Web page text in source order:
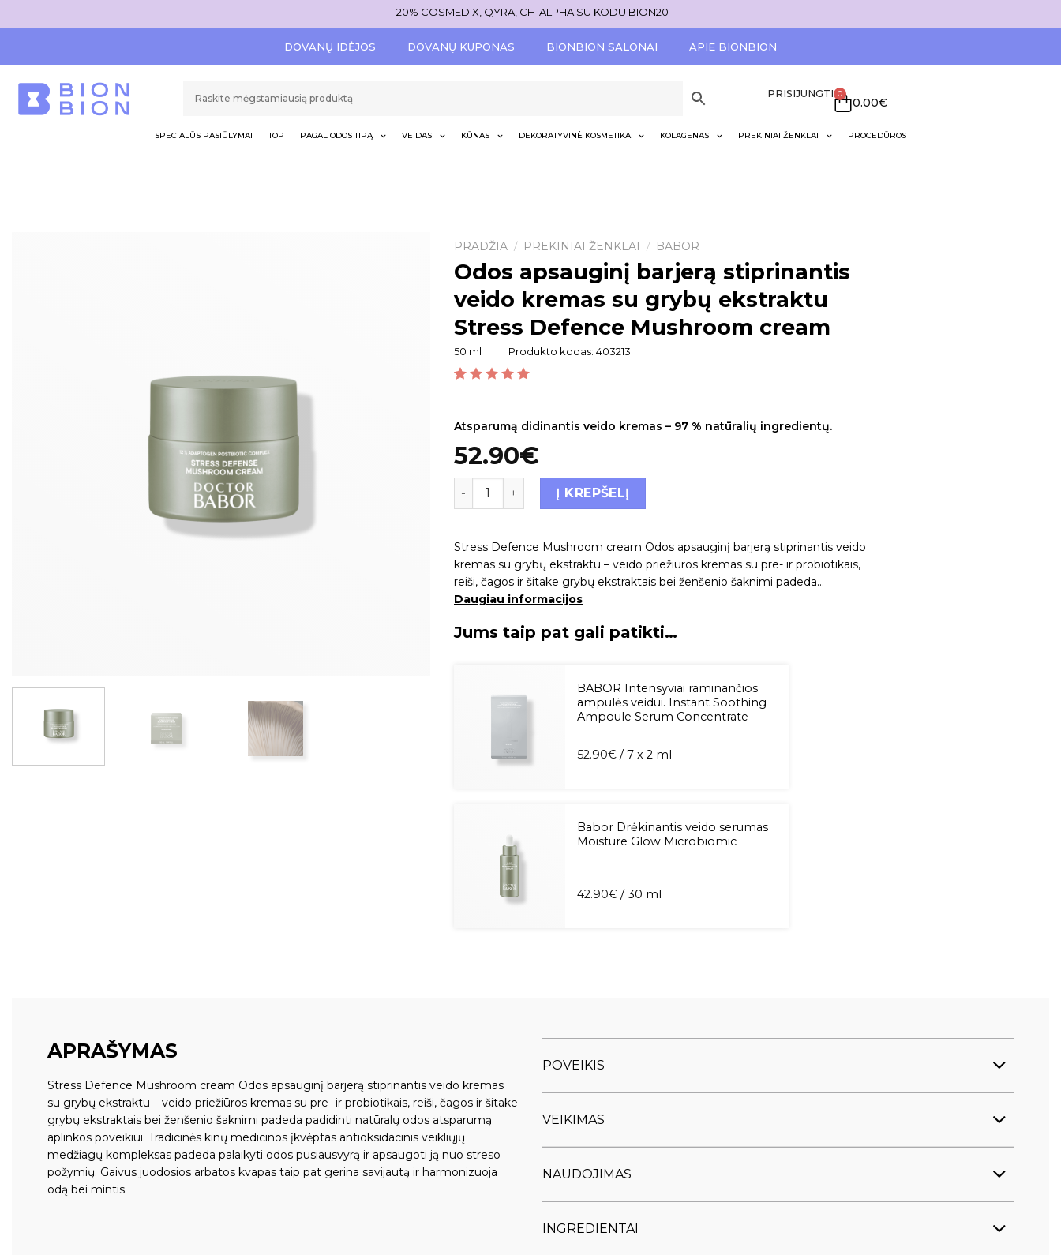
-20% COSMEDIX, QYRA, CH-ALPHA SU KODU BION20
DOVANŲ IDĖJOS DOVANŲ KUPONAS BIONBION SALONAI APIE BIONBION
PRISIJUNGTI
0.00€
0
SPECIALŪS PASIŪLYMAI TOP PAGAL ODOS TIPĄ VEIDAS KŪNAS DEKORATYVINĖ KOSMETIKA KOLAGENAS PREKINIAI ŽENKLAI PROCEDŪROS
PRADŽIA / PREKINIAI ŽENKLAI / BABOR
Odos apsauginį barjerą stiprinantis
veido kremas su grybų ekstraktu
Stress Defence Mushroom cream
50 ml Produkto kodas: 403213
Atsparumą didinantis veido kremas – 97 % natūralių ingredientų.
52.90€
Į KREPŠELĮ
Stress Defence Mushroom cream Odos apsauginį barjerą stiprinantis veido
kremas su grybų ekstraktu – veido priežiūros kremas su pre- ir probiotikais,
reiši, čagos ir šitake grybų ekstraktais bei ženšenio šaknimi padeda…
Daugiau informacijos
Jums taip pat gali patikti…
BABOR Intensyviai raminančios
ampulės veidui. Instant Soothing
Ampoule Serum Concentrate
52.90€ / 7 x 2 ml
Babor Drėkinantis veido serumas
Moisture Glow Microbiomic
42.90€ / 30 ml
APRAŠYMAS
Stress Defence Mushroom cream Odos apsauginį barjerą stiprinantis veido kremas
su grybų ekstraktu – veido priežiūros kremas su pre- ir probiotikais, reiši, čagos ir šitake
grybų ekstraktais bei ženšenio šaknimi padeda padidinti natūralų odos atsparumą
aplinkos poveikiui. Tradicinės kinų medicinos įkvėptas antioksidacinis veikliųjų
medžiagų kompleksas padeda palaikyti odos pusiausvyrą ir apsaugoti ją nuo streso
požymių. Gaivus juodosios arbatos kvapas taip pat gerina savijautą ir harmonizuoja
odą bei mintis.
POVEIKIS
VEIKIMAS
NAUDOJIMAS
INGREDIENTAI